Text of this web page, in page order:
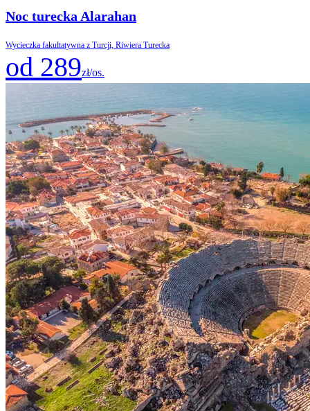
Noc turecka Alarahan
Wycieczka fakultatywna z Turcji, Riwiera Turecka
od 289zł/os.